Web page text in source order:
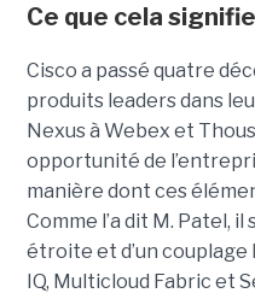
Ce que cela
Cisco a passé quatre
produits leaders dans
Nexus à Webex et
opportunité de
manière dont ces
Comme l’a dit M. Patel,
étroite et d’un couplage
IQ, Multicloud Fabric et